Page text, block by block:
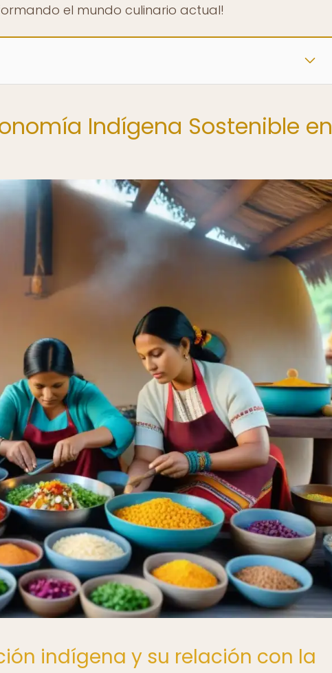
el mundo culinario actual!
Indígena Sostenible en
indígena y su relación con la